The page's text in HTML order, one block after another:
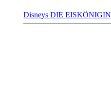
Disneys DIE EISKÖNIGIN